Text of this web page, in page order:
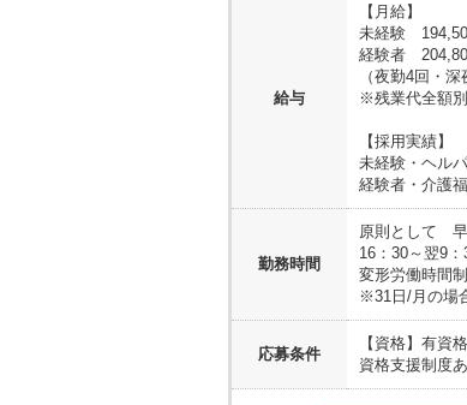
給与
【月給】
未経験
経験者
（夜勤4回・
※残業代全額
【採用実績】
未経験・ヘル
経験者・介護
勤務時間
原則として
16：30～翌9
変形労働時間
※31日/月の場
応募条件
【資格】 有資
資格支援制度